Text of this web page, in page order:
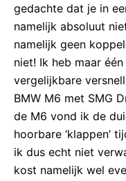
gedachte dat je in
namelijk absoluut
namelijk geen
niet! Ik heb maar
vergelijkbare
BMW M6 met SMG
de M6 vond ik de
hoorbare ‘klappen’
ik dus echt niet
kost namelijk wel